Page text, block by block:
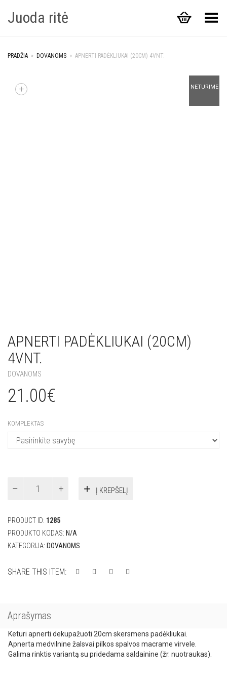
Juoda ritė Toggle Menu
PRADŽIA » DOVANOMS » APNERTI PADĖKLIUKAI (20CM) 4VNT.
NETURIME
+
APNERTI PADĖKLIUKAI (20CM)
4VNT.
DOVANOMS
21.00€
KOMPLEKTAS
(20cm)
4vnt.
Į KREPŠELĮ
PRODUCT ID: 1285
PRODUKTO KODAS: N/A
KATEGORIJA: DOVANOMS
SHARE THIS ITEM:
Aprašymas
Keturi apnerti dekupažuoti 20cm skersmens padėkliukai.
Apnerta medvilnine žalsvai pilkos spalvos macrame virvele.
Galima rinktis variantą su pridedama saldainine (žr. nuotraukas).